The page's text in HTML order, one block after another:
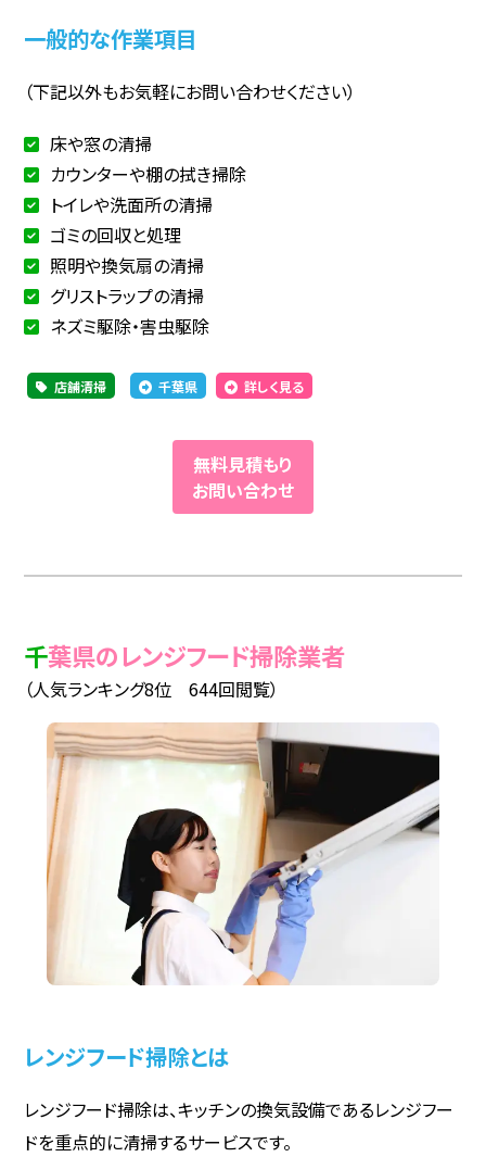
一般的な作業項目
（下記以外もお気軽にお問い合わせください）
床や窓の清掃
カウンターや棚の拭き掃除
トイレや洗面所の清掃
ゴミの回収と処理
照明や換気扇の清掃
グリストラップの清掃
ネズミ駆除・害虫駆除
店舗清掃 千葉県 詳しく見る
無料見積もり
お問い合わせ
千葉県のレンジフード掃除業者
（人気ランキング8位 644回閲覧）
レンジフード掃除とは
レンジフード掃除は、キッチンの換気設備であるレンジフー
ドを重点的に清掃するサービスです。